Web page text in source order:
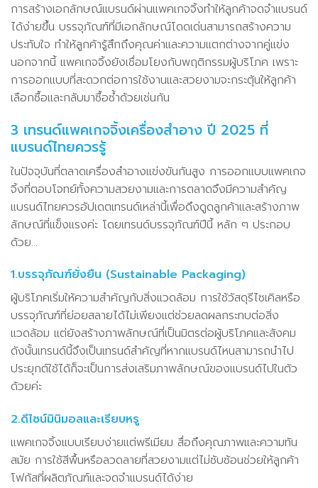
การสร้างเอกลักษณ์แบรนด์ผ่านแพคเกจจิ้งทำให้ลูกค้าจดจำแบรนด์
ได้ง่ายขึ้น บรรจุภัณฑ์ที่มีเอกลักษณ์โดดเด่นสามารถสร้างความ
ประทับใจ ทำให้ลูกค้ารู้สึกถึงคุณค่าและความแตกต่างจากคู่แข่ง
นอกจากนี้ แพคเกจจิ้งยังเชื่อมโยงกับพฤติกรรมผู้บริโภค เพราะ
การออกแบบที่สะดวกต่อการใช้งานและสวยงามจะกระตุ้นให้ลูกค้า
เลือกซื้อและกลับมาซื้อซ้ำด้วยเช่นกัน
3 เทรนด์แพคเกจจิ้งเครื่องสำอาง ปี 2025 ที่
แบรนด์ไทยควรรู้
ในปัจจุบันที่ตลาดเครื่องสำอางแข่งขันกันสูง การออกแบบแพคเกจ
จิ้งที่ตอบโจทย์ทั้งความสวยงามและการตลาดจึงมีความสำคัญ
แบรนด์ไทยควรอัปเดตเทรนด์เหล่านี้เพื่อดึงดูดลูกค้าและสร้างภาพ
ลักษณ์ที่แข็งแรงค่ะ โดยเทรนด์บรรจุภัณฑ์ปีนี้ หลัก ๆ ประกอบ
ด้วย…
1.บรรจุภัณฑ์ยั่งยืน (Sustainable Packaging)
ผู้บริโภคเริ่มให้ความสำคัญกับสิ่งแวดล้อม การใช้วัสดุรีไซเคิลหรือ
บรรจุภัณฑ์ที่ย่อยสลายได้ไม่เพียงแต่ช่วยลดผลกระทบต่อสิ่ง
แวดล้อม แต่ยังสร้างภาพลักษณ์ที่เป็นมิตรต่อผู้บริโภคและสังคม
ดังนั้นเทรนด์นี้จึงเป็นเทรนด์สำคัญที่หากแบรนด์ไหนสามารถนำไป
ประยุกต์ใช้ได้ก็จะเป็นการส่งเสริมภาพลักษณ์ของแบรนด์ไปในตัว
ด้วยค่ะ
2.ดีไซน์มินิมอลและเรียบหรู
แพคเกจจิ้งแบบเรียบง่ายแต่พรีเมียม สื่อถึงคุณภาพและความทัน
สมัย การใช้สีพื้นหรือลวดลายที่สวยงามแต่ไม่ซับซ้อนช่วยให้ลูกค้า
โฟกัสที่ผลิตภัณฑ์และจดจำแบรนด์ได้ง่าย